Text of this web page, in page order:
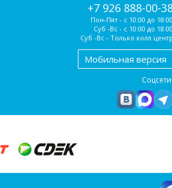
+7 926 888-00-
Пон-Пят - с 10:00 до 18:00
Суб -Вс - с 10:00 до 18:00
Суб -Вс - Только колл центр
Мобильная версия
Соцсети: